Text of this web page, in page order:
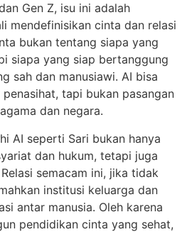
Gen Z, isu ini adalah
mendefinisikan cinta dan relasi
bukan tentang siapa yang
siapa yang siap bertanggung
sah dan manusiawi. AI bisa
tapi bukan pasangan
dan negara.
AI seperti Sari bukan hanya
dan hukum, tetapi juga
semacam ini, jika tidak
institusi keluarga dan
antar manusia. Oleh karena
pendidikan cinta yang sehat,